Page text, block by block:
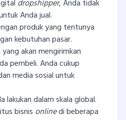
dropshipper, Anda tidak
Anda jual.
produk yang tentunya
kebutuhan pasar.
akan mengirimkan
pembeli. Anda cukup
media sosial untuk
lakukan dalam skala global.
bisnis onlinedi beberapa